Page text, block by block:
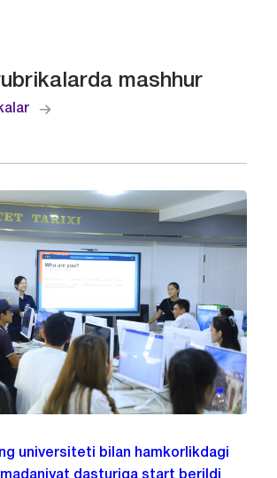
mashhur
universiteti bilan hamkorlikdagi
dasturiga start berildi